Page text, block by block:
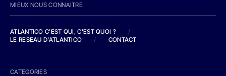
MIEUX NOUS CONNAITRE
ATLANTICO C'EST QUI, C'EST QUOI ?
/
LE RESEAU D'ATLANTICO
/ CONTACT
CATEGORIES